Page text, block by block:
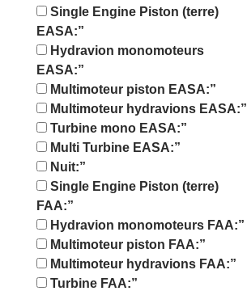
Single Engine Piston (terre)
EASA:”
Hydravion monomoteurs
EASA:”
Multimoteur piston EASA:”
Multimoteur hydravions EASA:”
Turbine mono EASA:”
Multi Turbine EASA:”
Nuit:”
Single Engine Piston (terre)
FAA:”
Hydravion monomoteurs FAA:”
Multimoteur piston FAA:”
Multimoteur hydravions FAA:”
Turbine FAA:”